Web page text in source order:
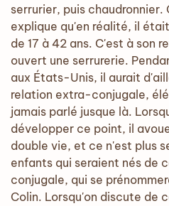
serrurier, puis chaudronnier.
explique qu'en réalité, il
de 17 à 42 ans. C'est à son
ouvert une serrurerie.
aux États-Unis, il aurait
relation extra-conjugale,
jamais parlé jusque là.
développer ce point, il
double vie, et ce n'est plus
enfants qui seraient nés de
conjugale, qui se
Colin. Lorsqu'on discute de